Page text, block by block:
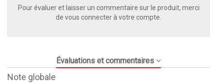
Pour évaluer et laisser un commentaire sur le produit, merci
de vous connecter à votre compte.
Évaluations et commentaires
Note globale